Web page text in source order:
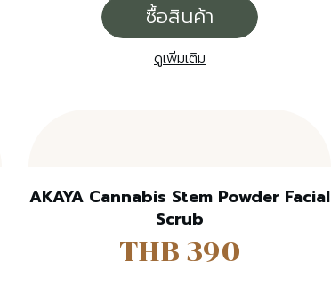
ซื้อสินค้า
ดูเพิ่มเติม
AKAYA Cannabis Stem Powder Facial
Scrub
THB 390